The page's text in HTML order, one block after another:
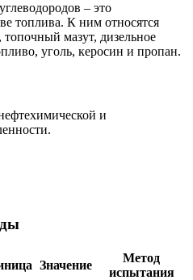
– это
топлива. К ним относятся
мазут, дизельное
уголь, керосин и пропан.
и
Значение
Метод
испытания